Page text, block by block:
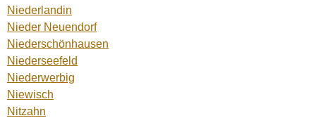
Niederlandin
Nieder Neuendorf
Niederschönhausen
Niederseefeld
Niederwerbig
Niewisch
Nitzahn